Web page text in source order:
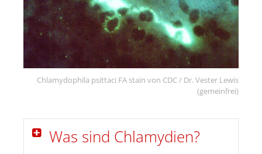
Chlamydophila psittaci FA stain von CDC / Dr. Vester Lewis
(gemeinfrei)
Was sind Chlamydien?